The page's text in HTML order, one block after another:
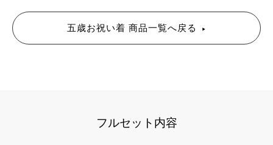
五歳お祝い着 商品一覧へ戻る
フルセット内容